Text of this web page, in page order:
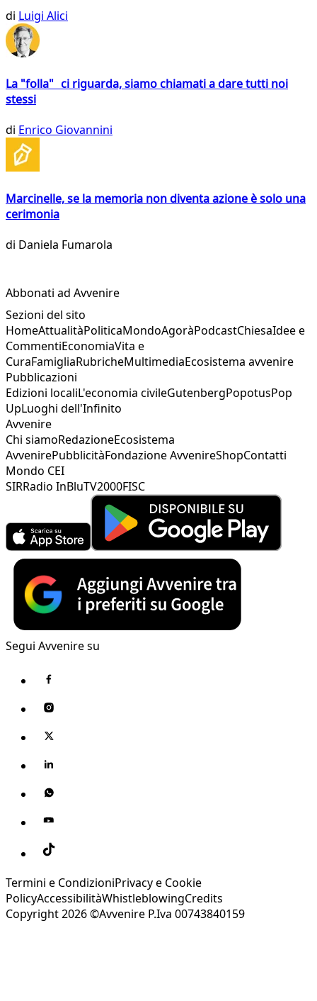
di Luigi Alici
La "folla" ci riguarda, siamo chiamati a dare tutti noi
stessi
di Enrico Giovannini
Marcinelle, se la memoria non diventa azione è solo una
cerimonia
di Daniela Fumarola
Abbonati ad Avvenire
Sezioni del sito
HomeAttualitàPoliticaMondoAgoràPodcastChiesaIdee e
CommentiEconomiaVita e
CuraFamigliaRubricheMultimediaEcosistema avvenire
Pubblicazioni
Edizioni localiL'economia civileGutenbergPopotusPop
UpLuoghi dell'Infinito
Avvenire
Chi siamoRedazioneEcosistema
AvvenirePubblicitàFondazione AvvenireShopContatti
Mondo CEI
SIRRadio InBluTV2000FISC
Segui Avvenire su
Termini e CondizioniPrivacy e Cookie
PolicyAccessibilitàWhistleblowingCredits
Copyright 2026 ©Avvenire P.Iva 00743840159